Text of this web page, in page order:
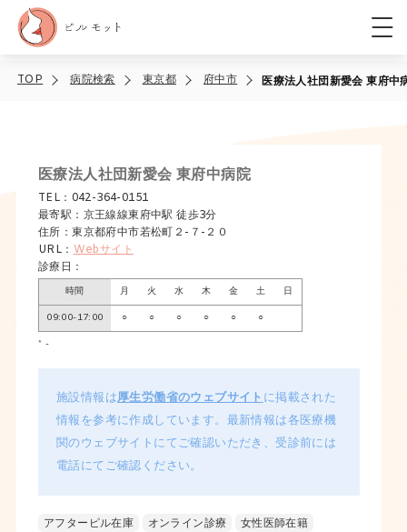
TOP 病院検索 東京都 府中市 医療法人社団新愛会 東府中
医療法人社団新愛会 東府中病院
TEL：042-364-0151
最寄駅：京王線線東府中駅 徒歩3分
住所：東京都府中市若松町２-７-２０
URL： Webサイト
診療日：
時間 月 火 水 木 金 土 日
09:00-17:00 ○ ○ ○ ○ ○ ○
* -
施設情報は厚生労働省のウェブサイト に掲載された
情報を参考に作成しています。最新情報は各医療機
関のウェブサイトにてご確認いただき、受診前には
電話にてご確認ください。
アフターピル在庫 オンライン診療
女性医師在籍